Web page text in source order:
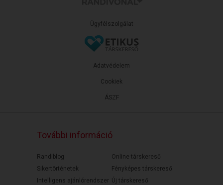
Ügyfélszolgálat
ÁSZF
Adatvédelem
Cookiek
További információ
Randiblog
Sikertörténetek
Intelligens ajánlórendszer
Online társkereső
Fényképes társkereső
Új társkereső